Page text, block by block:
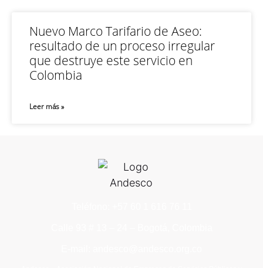
Nuevo Marco Tarifario de Aseo:
resultado de un proceso irregular
que destruye este servicio en
Colombia
Leer más »